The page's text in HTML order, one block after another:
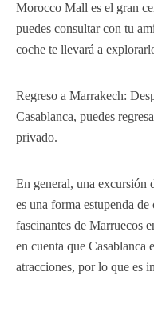
Morocco Mall es el gran
puedes consultar con tu
coche te llevará a
Regreso a Marrakech:
Casablanca, puedes
privado.
En general, una excursión
es una forma estupenda
fascinantes de Marruecos
en cuenta que Casablanca
atracciones, por lo que es